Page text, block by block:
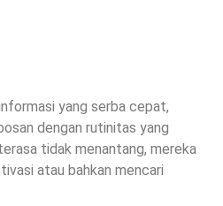
yang serba cepat,
dengan rutinitas yang
tidak menantang, mereka
atau bahkan mencari